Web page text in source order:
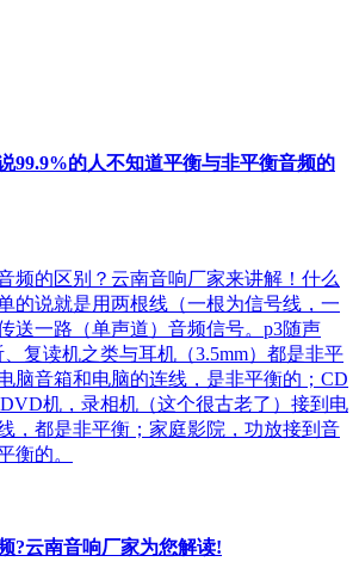
99.9%的人不知道平衡与非平衡音频的
频的区别？云南音响厂家来讲解！什么
的说就是用两根线（一根为信号线，一
送一路（单声道）音频信号。p3随声
复读机之类与耳机（3.5mm）都是非平
脑音箱和电脑的连线，是非平衡的；CD
机，录相机（这个很古老了）接到电
，都是非平衡；家庭影院，功放接到音
衡的。
?云南音响厂家为您解读!